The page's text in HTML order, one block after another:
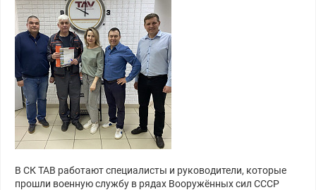
В СК ТАВ работают специалисты и руководители, которые
прошли военную службу в рядах Вооружённых сил СССР